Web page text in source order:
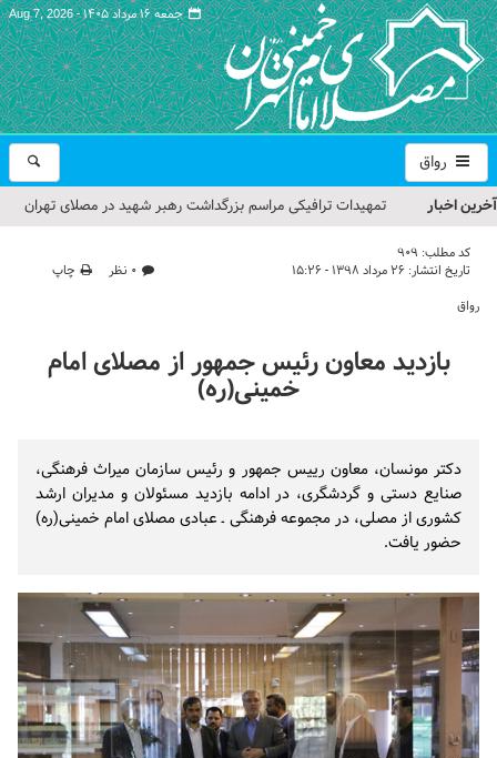
جمعه ۱۶ مرداد ۱۴۰۵ - Aug 7, 2026
رواق
آخرین اخبار
تمهیدات ترافیکی مراسم بزرگداشت رهبر شهید در مصلای تهران
حجت‌الاسلام حاج علی‌اکبری؛ خطیب این هفته نماز جمعه تهران
معظم انقلاب
گزارش تصویری| مراسم نماز بر پیکر امام شهید انقلاب اسلامی ایران
کد مطلب: 909
تاریخ انتشار: ۲۶ مرداد ۱۳۹۸ - ۱۵:۲۶ ۰ نظر
چاپ
رواق
بازدید معاون رئیس جمهور از مصلای امام
خمینی(ره)
دکتر مونسان، معاون رییس جمهور و رئیس سازمان میراث فرهنگی،
صنایع دستی و گردشگری، در ادامه بازدید مسئولان و مدیران ارشد
کشوری از مصلی، در مجموعه فرهنگی ـ عبادی مصلای امام خمینی(ره)
حضور یافت.